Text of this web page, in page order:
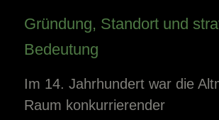
Gründung, Standort und
Bedeutung
Im 14. Jahrhundert war die
Raum konkurrierender